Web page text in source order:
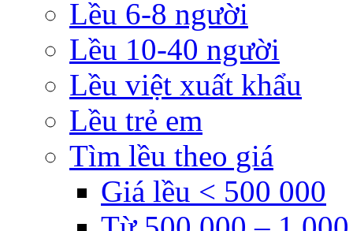
Lều 6-8 người
Lều 10-40 người
Lều việt xuất khẩu
Lều trẻ em
Tìm lều theo giá
Giá lều < 500 000